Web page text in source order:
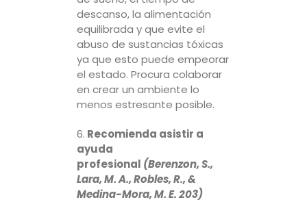
descanso, la alimentación
equilibrada y que evite el
abuso de sustancias tóxicas
ya que esto puede empeorar
el estado. Procura colaborar
en crear un ambiente lo
menos estresante posible.
6. Recomienda asistir a
ayuda
profesional (Berenzon, S.,
Lara, M. A., Robles, R., &
Medina-Mora, M. E. 203)